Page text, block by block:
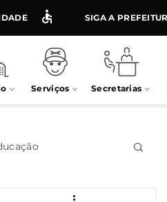
SIGA A
Serviços Secretarias